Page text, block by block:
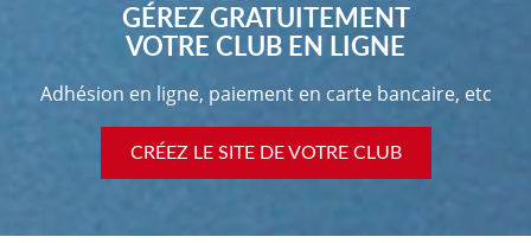
GÉREZ GRATUITEMENT
VOTRE CLUB EN LIGNE
Adhésion en ligne, paiement en carte bancaire, etc
CRÉEZ LE SITE DE VOTRE CLUB